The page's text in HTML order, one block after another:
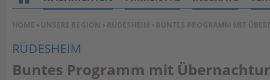
SIE BEFINDEN SICH HIER:
HOME › UNSERE REGION › RÜDESHEIM › BUNTES PROGRAMM MIT
RÜDESHEIM
Buntes Programm mit
H
o
m
e